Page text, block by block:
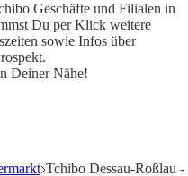
Geschäfte und Filialen in
Du per Klick weitere
sowie Infos über
Deiner Nähe!
Tchibo Dessau-Roßlau -